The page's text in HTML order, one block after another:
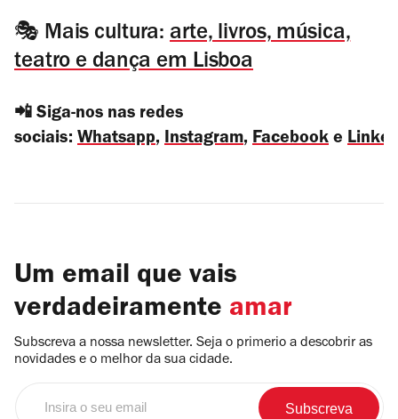
🎭 Mais cultura: arte, livros, música,
teatro e dança em Lisboa
📲 Siga-nos nas redes
sociais: Whatsapp, Instagram, Facebook e
Um email que vais
verdadeiramente amar
Subscreva a nossa newsletter. Seja o primerio a descobrir as
novidades e o melhor da sua cidade.